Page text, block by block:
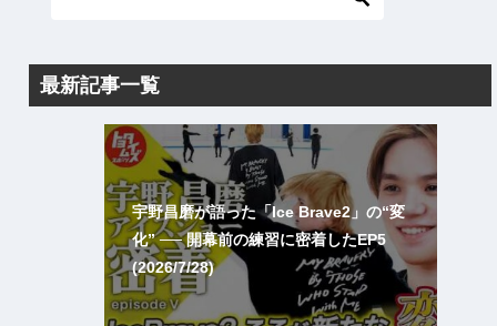
最新記事一覧
宇野昌磨が語った「Ice Brave2」の“変
化” ── 開幕前の練習に密着したEP5
(2026/7/28)